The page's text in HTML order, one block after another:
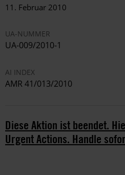
11. Februar 2010
UA-NUMMER
UA-009/2010-1
AI INDEX
AMR 41/013/2010
Diese Aktion ist beendet.
Urgent Actions. Handle